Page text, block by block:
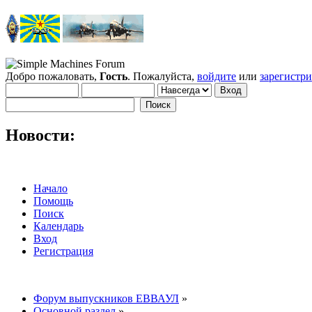
Добро пожаловать, Гость. Пожалуйста, войдите или
Новости:
Начало
Помощь
Поиск
Календарь
Вход
Регистрация
Форум выпускников ЕВВАУЛ »